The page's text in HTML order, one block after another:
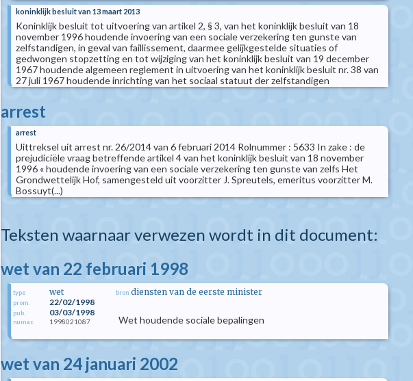
koninklijk besluit van 13 maart 2013
Koninklijk besluit tot uitvoering van artikel 2, § 3, van het koninklijk besluit van 18
november 1996 houdende invoering van een sociale verzekering ten gunste van
zelfstandigen, in geval van faillissement, daarmee gelijkgestelde situaties of
gedwongen stopzetting en tot wijziging van het koninklijk besluit van 19 december
1967 houdende algemeen reglement in uitvoering van het koninklijk besluit nr. 38 van
27 juli 1967 houdende inrichting van het sociaal statuut der zelfstandigen
arrest
arrest
Uittreksel uit arrest nr. 26/2014 van 6 februari 2014 Rolnummer : 5633 In zake : de
prejudiciële vraag betreffende artikel 4 van het koninklijk besluit van 18 november
1996 « houdende invoering van een sociale verzekering ten gunste van zelfs Het
Grondwettelijk Hof, samengesteld uit voorzitter J. Spreutels, emeritus voorzitter M.
Bossuyt(...)
Teksten waarnaar verwezen wordt in dit document:
wet van 22 februari 1998
type wet
prom. 22/02/1998
pub. 03/03/1998
numac 1998021087
bron diensten van de eerste minister
Wet houdende sociale bepalingen
wet van 24 januari 2002